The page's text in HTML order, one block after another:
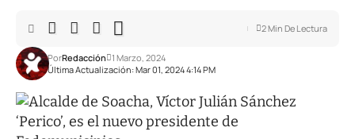
Última Actualización: Mar 01, 2024 4:14 PM
PorRedacción 1 Marzo, 2024
2 Min De Lectura